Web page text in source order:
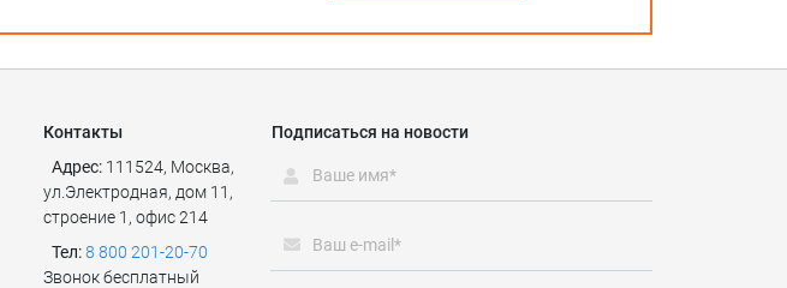
Контакты
Адрес: 111524, Москва,
ул.Электродная, дом 11,
строение 1, офис 214
Тел:8 800 201-20-70
Звонок бесплатный
Подписаться на новости